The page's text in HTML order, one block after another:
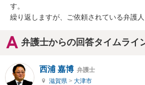
す。
繰り返しますが、ご依頼されている弁護人
弁護士からの回答タイムライ
西浦 嘉博 弁護士
滋賀県 > 大津市